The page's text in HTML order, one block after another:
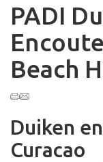
PADI
Beach
Duiken
Curacao